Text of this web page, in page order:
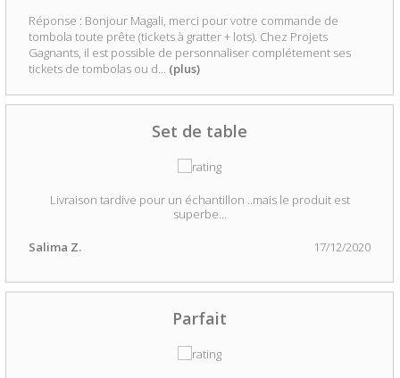
Réponse : Bonjour Magali, merci pour votre commande de
tombola toute prête (tickets à gratter + lots). Chez Projets
Gagnants, il est possible de personnaliser complétement ses
tickets de tombolas ou d... (plus)
Set de table
Livraison tardive pour un échantillon ..mais le produit est
superbe...
Salima Z. 17/12/2020
Parfait